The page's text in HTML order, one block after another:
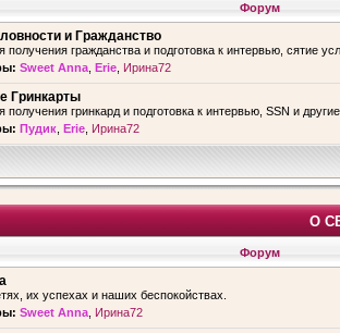
Форум
и Гражданство
получения гражданства и подготовка к интервью, сятие
Sweet Anna Erie Ирина72
Гринкарты
получения гринкард и подготовка к интервью, SSN и
Пудик Erie Ирина72
О
Форум
их успехах и наших беспокойствах.
Sweet Anna Ирина72